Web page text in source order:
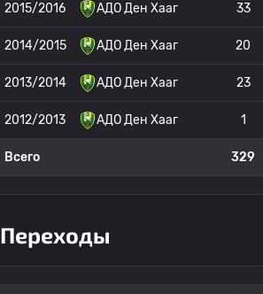
2015/2016 АДО Ден Хааг 33
2014/2015 АДО Ден Хааг 20
2013/2014 АДО Ден Хааг 23
2012/2013 АДО Ден Хааг 1
Всего 329
Переходы